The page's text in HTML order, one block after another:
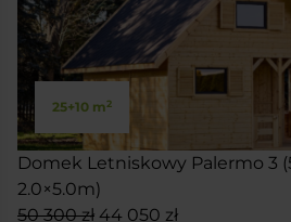
25+10 m2
Domek Letniskowy Palermo 3
2.0×5.0m)
50 300zł Pierwotna
44 050 złAktualna